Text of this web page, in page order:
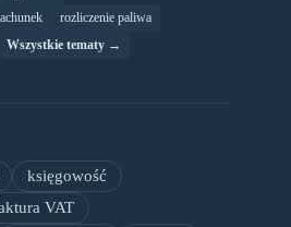
rozliczenie paliwa
Wszystkie tematy →
księgowość
VAT